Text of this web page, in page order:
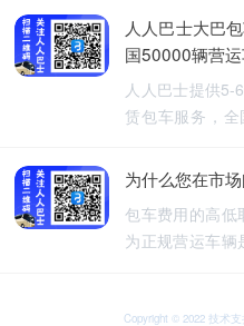
车、长期包车
租车等包车带司
人人巴士大巴
国50000辆营
人人巴士提供5-
赁包车服务，
行更安全
为什么您在市
包车费用的高低
为正规营运车辆
可能会提供较低
Copyright © 2022 技术